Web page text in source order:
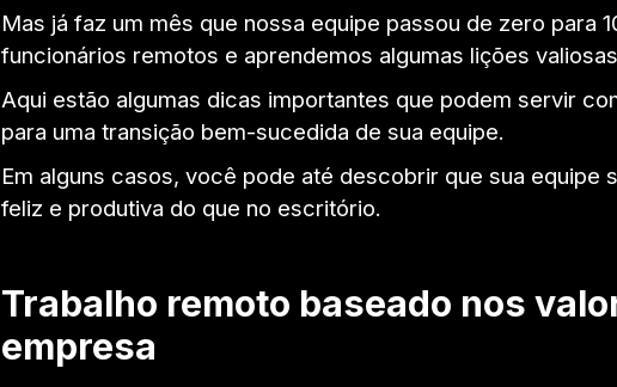
Mas já faz um mês que nossa equipe passou de zero para
funcionários remotos e aprendemos algumas lições
Aqui estão algumas dicas importantes que podem servir
para uma transição bem-sucedida de sua equipe.
Em alguns casos, você pode até descobrir que sua equipe
feliz e produtiva do que no escritório.
Trabalho remoto baseado nos
empresa